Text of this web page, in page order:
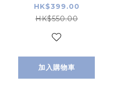
鞋
HK$399.00
HK$550.00
加入購物車